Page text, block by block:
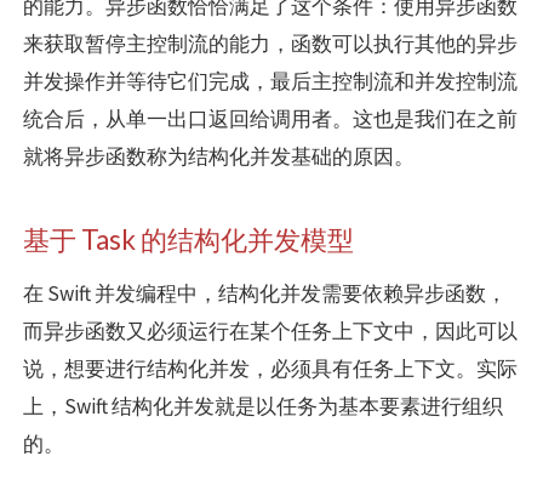
的能力。异步函数恰恰满足了这个条件：使用异步函数
来获取暂停主控制流的能力，函数可以执行其他的异步
并发操作并等待它们完成，最后主控制流和并发控制流
统合后，从单一出口返回给调用者。这也是我们在之前
就将异步函数称为结构化并发基础的原因。
基于 Task 的结构化并发模型
在 Swift 并发编程中，结构化并发需要依赖异步函数，
而异步函数又必须运行在某个任务上下文中，因此可以
说，想要进行结构化并发，必须具有任务上下文。实际
上，Swift 结构化并发就是以任务为基本要素进行组织
的。